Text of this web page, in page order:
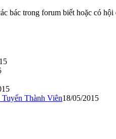
bác trong forum biết hoặc có
Thành Viên18/05/2015